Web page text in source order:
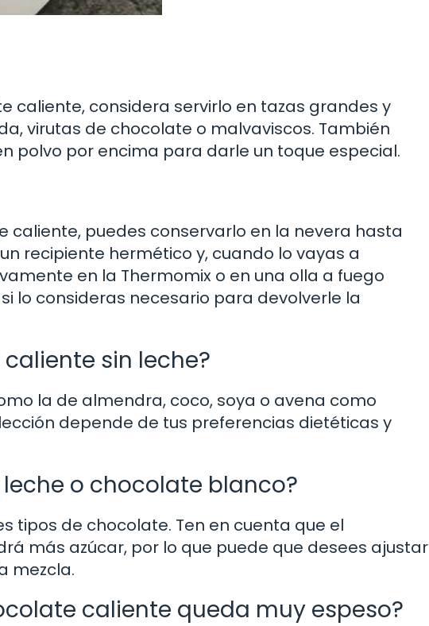
caliente, considera servirlo en tazas grandes y
virutas de chocolate o malvaviscos. También
polvo por encima para darle un toque especial.
caliente, puedes conservarlo en la nevera hasta
recipiente hermético y, cuando lo vayas a
en la Thermomix o en una olla a fuego
lo consideras necesario para devolverle la
sin leche?
la de almendra, coco, soya o avena como
depende de tus preferencias dietéticas y
o chocolate blanco?
tipos de chocolate. Ten en cuenta que el
más azúcar, por lo que puede que desees ajustar
mezcla.
caliente queda muy espeso?